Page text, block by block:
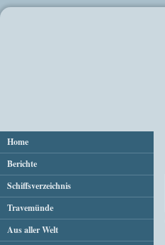
Home
Berichte
Schiffsverzeichnis
Travemünde
Aus aller Welt